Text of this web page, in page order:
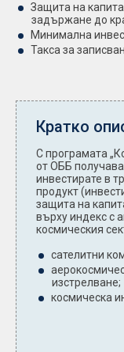
Защита на
задържане до
Минимална
Такса за
Кратко
С програмата
от ОББ
инвестирате в
продукт
защита на
върху индекс с
космическия
сателитни
изстрелване;
космическа